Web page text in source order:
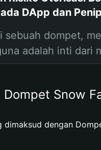
DApp dan
sebuah dompet,
adalah inti dari
Dompet Snow
dimaksud dengan